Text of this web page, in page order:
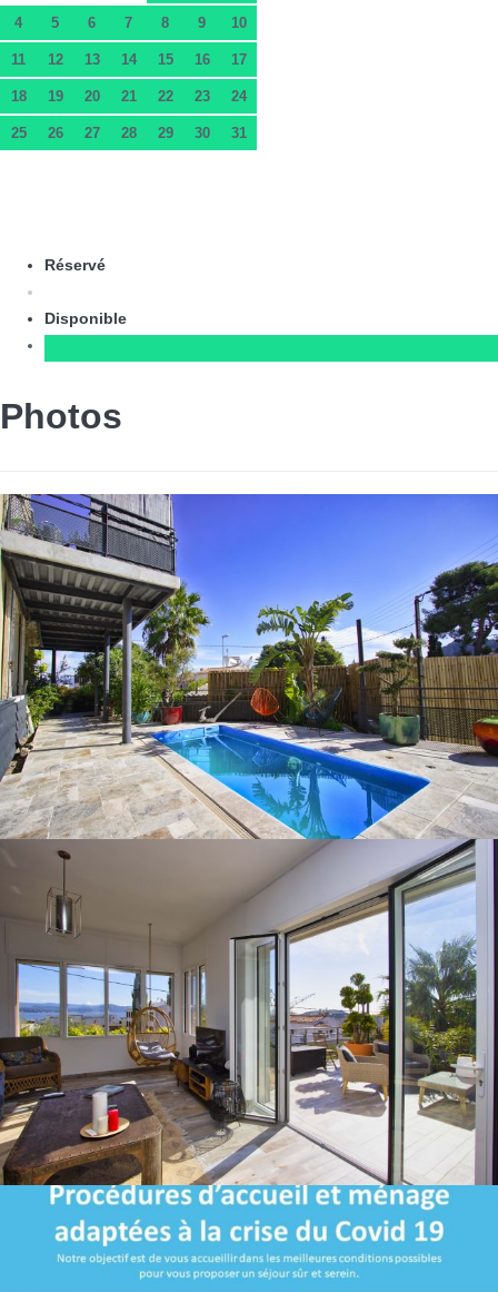
4 5 6 7 8 9 10
11 12 13 14 15 16 17
18 19 20 21 22 23 24
25 26 27 28 29 30 31
Réservé
Disponible
Photos